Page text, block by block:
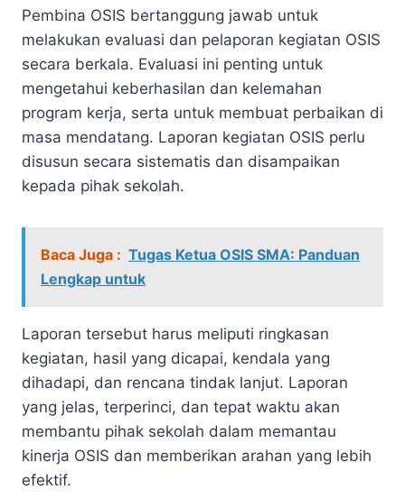
Pembina OSIS bertanggung jawab untuk
melakukan evaluasi dan pelaporan kegiatan OSIS
secara berkala. Evaluasi ini penting untuk
mengetahui keberhasilan dan kelemahan
program kerja, serta untuk membuat perbaikan di
masa mendatang. Laporan kegiatan OSIS perlu
disusun secara sistematis dan disampaikan
kepada pihak sekolah.
Baca Juga : Tugas Ketua OSIS SMA: Panduan
Lengkap untuk
Laporan tersebut harus meliputi ringkasan
kegiatan, hasil yang dicapai, kendala yang
dihadapi, dan rencana tindak lanjut. Laporan
yang jelas, terperinci, dan tepat waktu akan
membantu pihak sekolah dalam memantau
kinerja OSIS dan memberikan arahan yang lebih
efektif.